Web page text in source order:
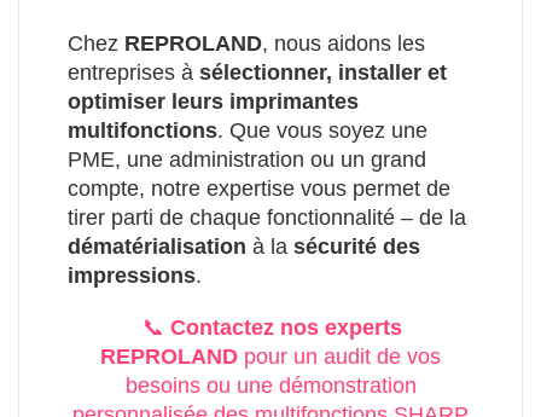
Chez REPROLAND, nous aidons les
entreprises à sélectionner, installer et
optimiser leurs imprimantes
multifonctions. Que vous soyez une
PME, une administration ou un grand
compte, notre expertise vous permet de
tirer parti de chaque fonctionnalité – de la
dématérialisation à la sécurité des
impressions.
📞Contactez nos experts
REPROLAND pour un audit de vos
besoins ou une démonstration